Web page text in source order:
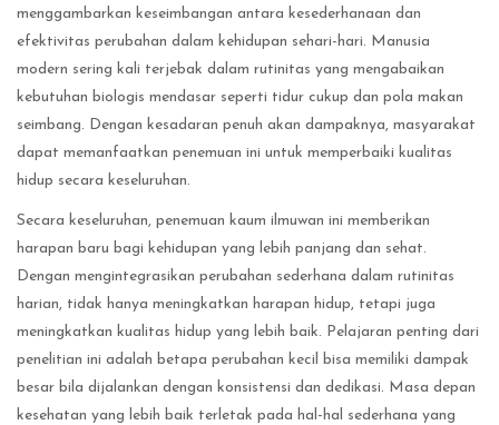
menggambarkan keseimbangan antara kesederhanaan dan
efektivitas perubahan dalam kehidupan sehari-hari. Manusia
modern sering kali terjebak dalam rutinitas yang mengabaikan
kebutuhan biologis mendasar seperti tidur cukup dan pola makan
seimbang. Dengan kesadaran penuh akan dampaknya, masyarakat
dapat memanfaatkan penemuan ini untuk memperbaiki kualitas
hidup secara keseluruhan.
Secara keseluruhan, penemuan kaum ilmuwan ini memberikan
harapan baru bagi kehidupan yang lebih panjang dan sehat.
Dengan mengintegrasikan perubahan sederhana dalam rutinitas
harian, tidak hanya meningkatkan harapan hidup, tetapi juga
meningkatkan kualitas hidup yang lebih baik. Pelajaran penting dari
penelitian ini adalah betapa perubahan kecil bisa memiliki dampak
besar bila dijalankan dengan konsistensi dan dedikasi. Masa depan
kesehatan yang lebih baik terletak pada hal-hal sederhana yang